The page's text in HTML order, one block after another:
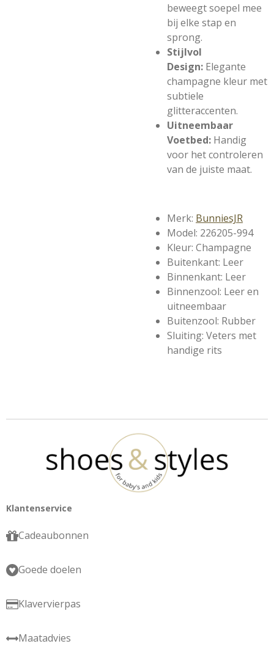
beweegt soepel mee
bij elke stap en
sprong.
Stijlvol
Design: Elegante
champagne kleur met
subtiele
glitteraccenten.
Uitneembaar
Voetbed: Handig
voor het controleren
van de juiste maat.
Merk: BunniesJR
Model: 226205-994
Kleur: Champagne
Buitenkant: Leer
Binnenkant: Leer
Binnenzool: Leer en
uitneembaar
Buitenzool: Rubber
Sluiting: Veters met
handige rits
Klantenservice
Cadeaubonnen
Goede doelen
Klavervierpas
Maatadvies